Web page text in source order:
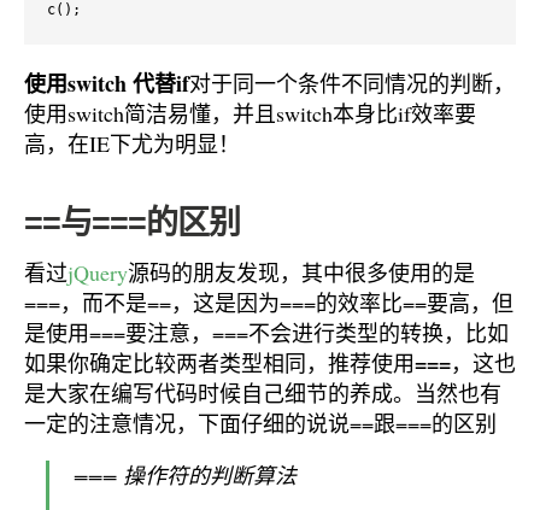
c();
使用switch 代替if对于同一个条件不同情况的判断，
使用switch简洁易懂，并且switch本身比if效率要
高，在IE下尤为明显！
==与===的区别
看过jQuery源码的朋友发现，其中很多使用的是
===，而不是==，这是因为===的效率比==要高，但
是使用===要注意，===不会进行类型的转换，比如
如果你确定比较两者类型相同，推荐使用===，这也
是大家在编写代码时候自己细节的养成。当然也有
一定的注意情况，下面仔细的说说==跟===的区别
=== 操作符的判断算法